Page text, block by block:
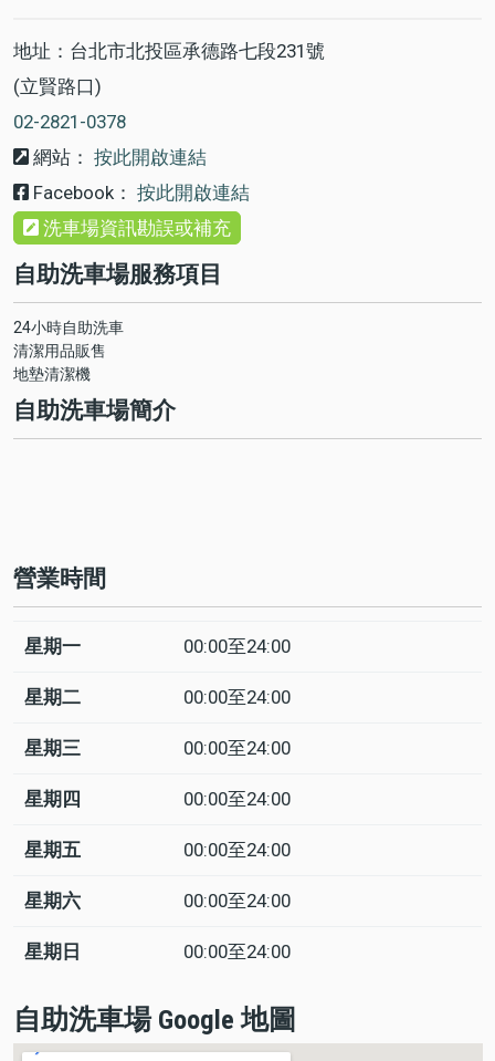
地址：台北市北投區承德路七段231號
(立賢路口)
02-2821-0378
網站： 按此開啟連結
Facebook： 按此開啟連結
洗車場資訊勘誤或補充
自助洗車場服務項目
24小時自助洗車
清潔用品販售
地墊清潔機
自助洗車場簡介
營業時間
日
Time
回
星期一 00:00至24:00
星期二 00:00至24:00
星期三 00:00至24:00
星期四 00:00至24:00
星期五 00:00至24:00
星期六 00:00至24:00
星期日 00:00至24:00
自助洗車場 Google 地圖